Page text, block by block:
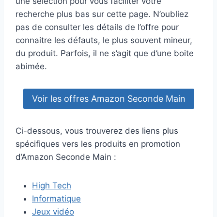
recherche plus bas sur cette page. N’oubliez
pas de consulter les détails de l’offre pour
connaitre les défauts, le plus souvent mineur,
du produit. Parfois, il ne s’agit que d’une boite
abimée.
Voir les offres Amazon Seconde Main
Ci-dessous, vous trouverez des liens plus
spécifiques vers les produits en promotion
d’Amazon Seconde Main :
High Tech
Informatique
Jeux vidéo